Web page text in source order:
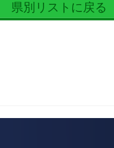
県別リストに戻る